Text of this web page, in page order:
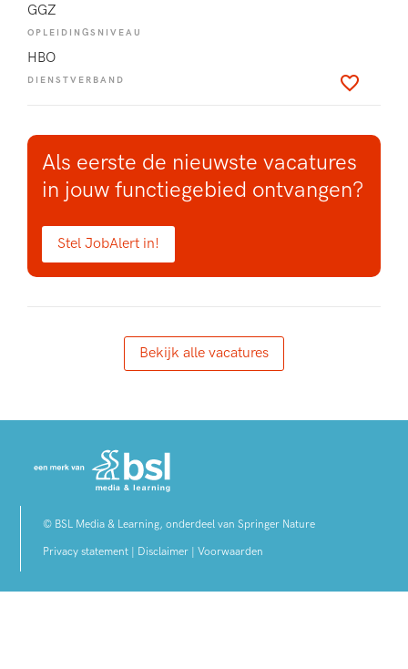
GGZ
OPLEIDINGSNIVEAU
HBO
DIENSTVERBAND
Als eerste de nieuwste vacatures
in jouw functiegebied ontvangen?
Stel JobAlert in!
Bekijk alle vacatures
© BSL Media & Learning, onderdeel van Springer Nature
Privacy statement
Disclaimer Voorwaarden